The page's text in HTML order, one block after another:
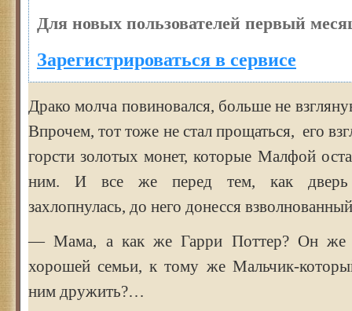
Для новых пользователей первый
Зарегистрироваться в сервисе
Драко молча повиновался, больше не
Впрочем, тот тоже не стал прощаться, его
горсти золотых монет, которые Малфой
ним. И все же перед тем, как дверь
захлопнулась, до него донесся
— Мама, а как же Гарри Поттер? Он же
хорошей семьи, к тому же Мальчик-
ним дружить?…